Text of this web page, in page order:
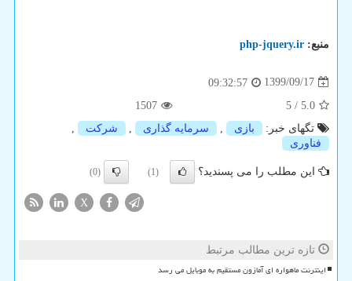
منبع: php-jquery.ir
1399/09/17
09:32:57
5.0
/
5
1507
تگهای خبر:
بازی سرمایه گذاری شركت
فناوری
این مطلب را می پسندید؟ (1)
(0)
X
تازه ترین مطالب مرتبط
اینترنت ماهواره ای آمازون مستقیم به موبایل می رسد